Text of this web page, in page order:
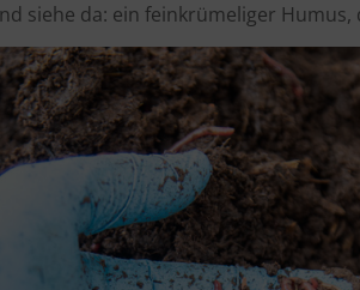
siehe da: ein feinkrümeliger